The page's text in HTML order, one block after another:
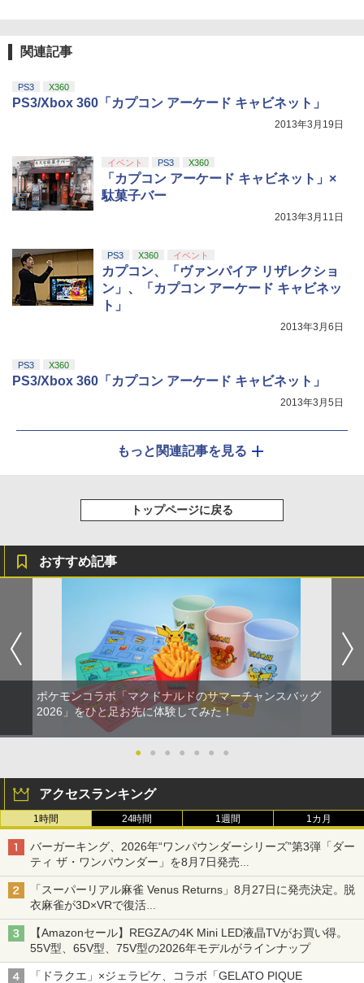
LL ROUNDS COLLECTION ～OVA Seri
es～【Blu-ray】 [ 金丸淳一 ]
5
￥10,737
【Amazon.co.jp限定】劇場版モノノ怪
第三章 蛇神 (オリジナル特典:オリジナル
剣、十翼より来たる！スタジオ描き下ろ
しイラストボード付) [DVD]
￥8,800
関連記事
PS3 X360
PS3/Xbox 360「カプコン アーケード キャビネット」
2013年3月19日
イベント PS3 X360
「カプコン アーケード キャビネット」×
駄菓子バー
2013年3月11日
PS3 X360 イベント
カプコン、「ヴァンパイア リザレクショ
ン」、「カプコン アーケード キャビネッ
ト」
2013年3月6日
PS3 X360
PS3/Xbox 360「カプコン アーケード キャビネット」
2013年3月5日
もっと関連記事を見る
トップページに戻る
おすすめ記事
ポケモンコラボ「マクドナルドのサマーチャンスバッグ
2026」をひと足お先に体験してみた！
● ● ● ● ● ● ●
アクセスランキング
1時間 24時間 1週間 1カ月
バーガーキング、2026年“ワンパウンダーシリーズ”第3弾「ダー
ティ ザ・ワンパウンダー」を8月7日発売
「特製ガーリックマヨソース」を使用した超大型チーズバーガー
「スーパーリアル麻雀 Venus Returns」8月27日に発売決定。脱
衣麻雀が3D×VRで復活
発売から2週間は20%オフになるセールが実施
【Amazonセール】REGZAの4K Mini LED液晶TVがお買い得。
55V型、65V型、75V型の2026年モデルがラインナップ
「ドラクエ」×ジェラピケ、コラボ「GELATO PIQUE